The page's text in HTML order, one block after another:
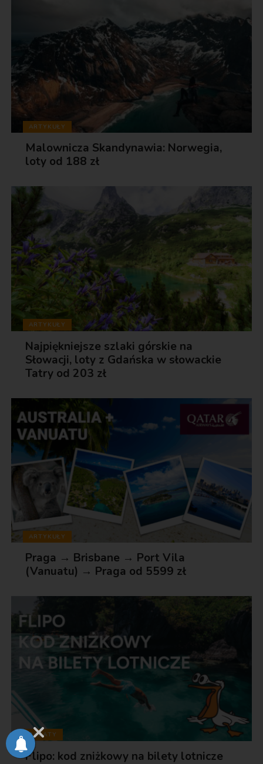
ARTYKUŁY
Malownicza Skandynawia: Norwegia,
loty od 188 zł
ARTYKUŁY
Najpiękniejsze szlaki górskie na
Słowacji, loty z Gdańska w słowackie
Tatry od 203 zł
ARTYKUŁY
Praga → Brisbane → Port Vila
(Vanuatu) → Praga od 5599 zł
RABATY
Flipo: kod zniżkowy na bilety lotnicze